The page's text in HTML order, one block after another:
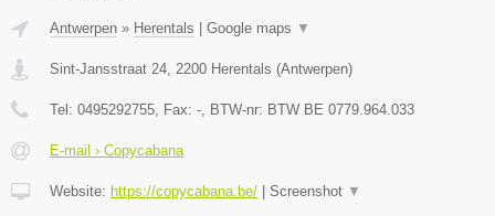
Antwerpen » Herentals Google maps ▼
Sint-Jansstraat 24, 2200 Herentals (Antwerpen)
Tel: 0495292755, Fax: -, BTW-nr: BTW BE 0779.964.033
E-mail › Copycabana
Website: https://copycabana.be/ Screenshot ▼